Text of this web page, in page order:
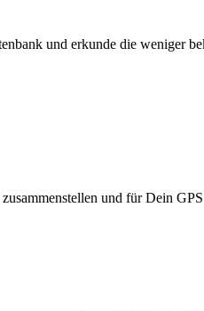
und erkunde die weniger
und für Dein